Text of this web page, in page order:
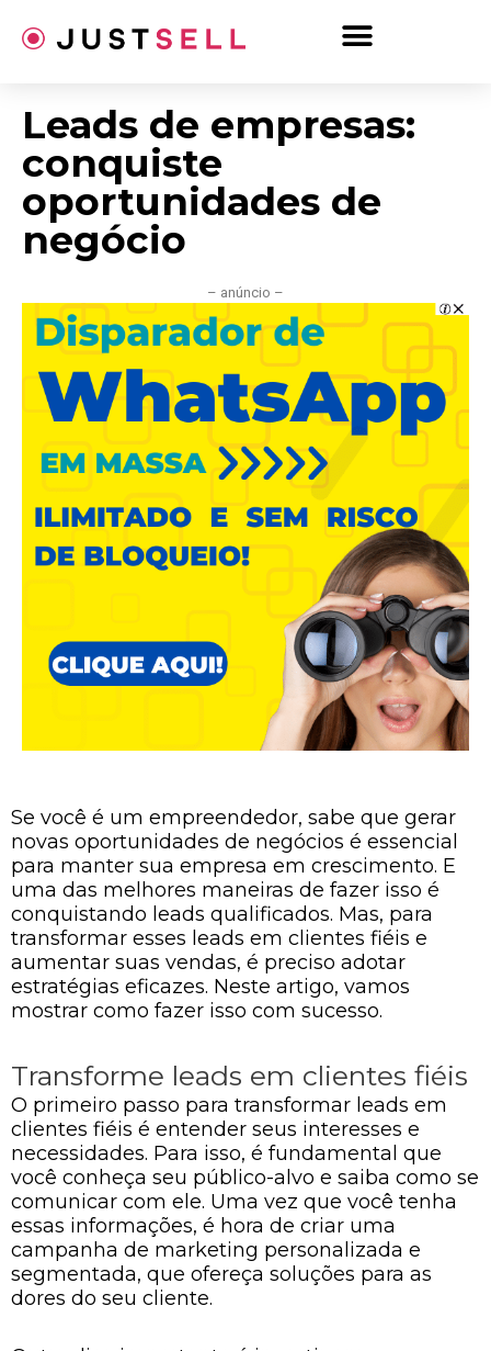
para
Leads de empresas:
conquiste
oportunidades de
negócio
– anúncio –
Se você é um empreendedor, sabe que gerar
novas oportunidades de negócios é essencial
para manter sua empresa em crescimento. E
uma das melhores maneiras de fazer isso é
conquistando leads qualificados. Mas, para
transformar esses leads em clientes fiéis e
aumentar suas vendas, é preciso adotar
estratégias eficazes. Neste artigo, vamos
mostrar como fazer isso com sucesso.
Transforme leads em clientes fiéis
O primeiro passo para transformar leads em
clientes fiéis é entender seus interesses e
necessidades. Para isso, é fundamental que
você conheça seu público-alvo e saiba como se
comunicar com ele. Uma vez que você tenha
essas informações, é hora de criar uma
campanha de marketing personalizada e
segmentada, que ofereça soluções para as
dores do seu cliente.